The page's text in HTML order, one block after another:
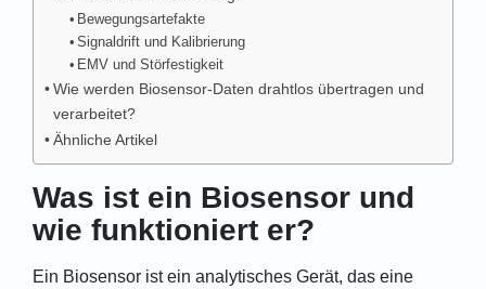
Bewegungsartefakte
Signaldrift und Kalibrierung
EMV und Störfestigkeit
Wie werden Biosensor-Daten drahtlos übertragen und
verarbeitet?
Ähnliche Artikel
Was ist ein Biosensor und
wie funktioniert er?
Ein Biosensor ist ein analytisches Gerät, das eine